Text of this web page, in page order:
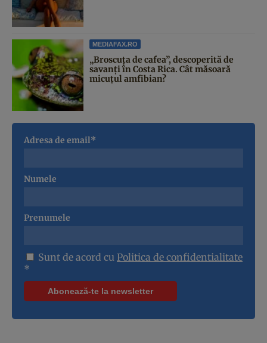
MEDIAFAX.RO
„Broscuța de cafea”, descoperită de
savanți în Costa Rica. Cât măsoară
micuțul amfibian?
Adresa de email*
Numele
Prenumele
Sunt de acord cu Politica de confidentialitate
*